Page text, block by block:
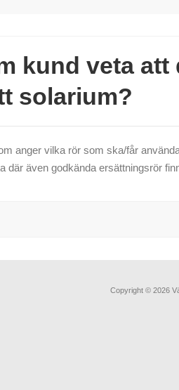
kund veta att
solarium?
anger vilka rör som ska/får
där även godkända ersättningsrör
Copyright © 2026